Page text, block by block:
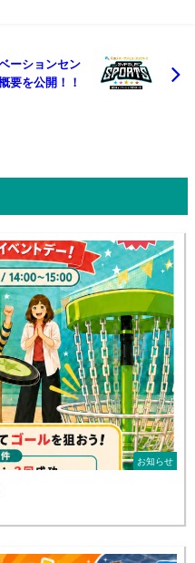
ーションセン
要を公開！！
お知らせ